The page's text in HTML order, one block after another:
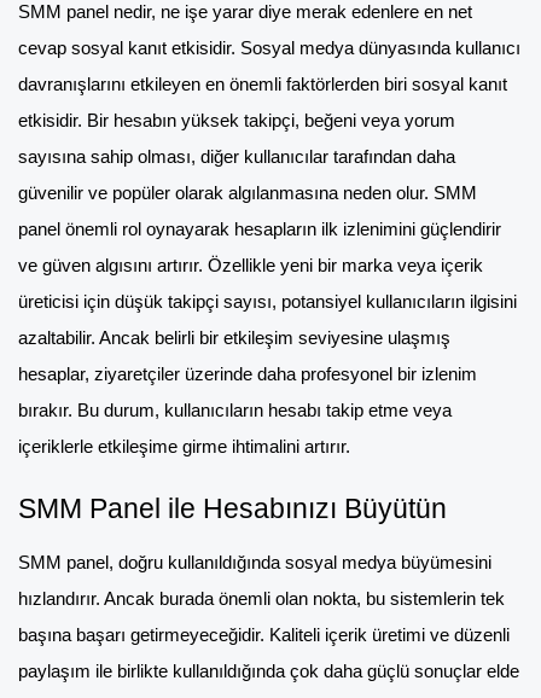
SMM panel nedir, ne işe yarar diye merak edenlere en net
cevap sosyal kanıt etkisidir. Sosyal medya dünyasında kullanıcı
davranışlarını etkileyen en önemli faktörlerden biri sosyal kanıt
etkisidir. Bir hesabın yüksek takipçi, beğeni veya yorum
sayısına sahip olması, diğer kullanıcılar tarafından daha
güvenilir ve popüler olarak algılanmasına neden olur. SMM
panel önemli rol oynayarak hesapların ilk izlenimini güçlendirir
ve güven algısını artırır. Özellikle yeni bir marka veya içerik
üreticisi için düşük takipçi sayısı, potansiyel kullanıcıların ilgisini
azaltabilir. Ancak belirli bir etkileşim seviyesine ulaşmış
hesaplar, ziyaretçiler üzerinde daha profesyonel bir izlenim
bırakır. Bu durum, kullanıcıların hesabı takip etme veya
içeriklerle etkileşime girme ihtimalini artırır.
SMM Panel ile Hesabınızı Büyütün
SMM panel, doğru kullanıldığında sosyal medya büyümesini
hızlandırır. Ancak burada önemli olan nokta, bu sistemlerin tek
başına başarı getirmeyeceğidir. Kaliteli içerik üretimi ve düzenli
paylaşım ile birlikte kullanıldığında çok daha güçlü sonuçlar elde